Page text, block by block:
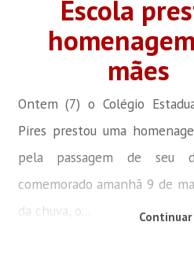
Escola
mães
Ontem (7) o Colégio
Pires prestou uma
pela passagem de seu
comemorado amanhã 9 de
da chuva, o...